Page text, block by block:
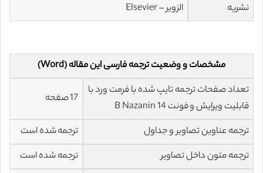
نشریه الزویر – Elsevier
مشخصات و وضعیت ترجمه فارسی این مقاله (Word)
تعداد صفحات ترجمه تایپ شده با فرمت ورد با
قابلیت ویرایش و فونت 14 B Nazanin
17 صفحه
ترجمه عناوین تصاویر و جداول
ترجمه شده است
ترجمه متون داخل تصاویر
ترجمه شده است